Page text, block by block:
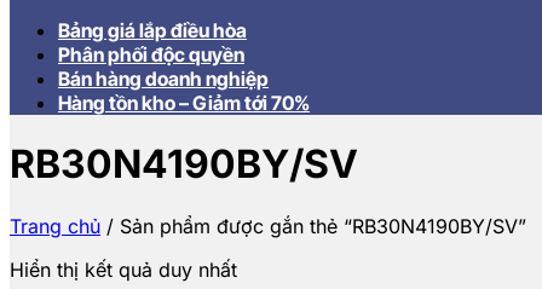
Bảng giá lắp điều hòa
Phân phối độc quyền
Bán hàng doanh nghiệp
Hàng tồn kho – Giảm tới 70%
RB30N4190BY/SV
Trang chủ / Sản phẩm được gắn thẻ “RB30N4190BY/SV”
Hiển thị kết quả duy nhất